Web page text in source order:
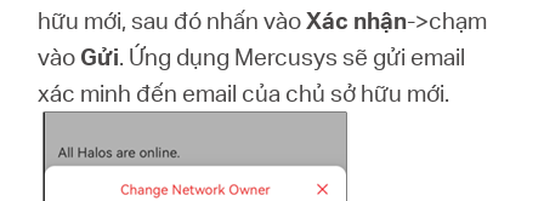
hữu mới, sau đó nhấn vàoXác nhận->chạm
vào Gửi. Ứng dụng Mercusys sẽ gửi email
xác minh đến email của chủ sở hữu mới.